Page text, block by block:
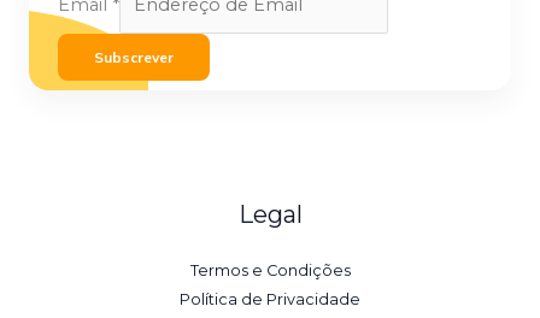
Email *
Subscrever
Legal
Termos e Condições
Política de Privacidade